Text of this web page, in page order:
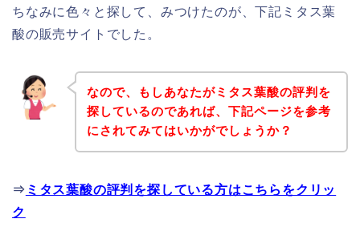
ちなみに色々と探して、みつけたのが、下記ミタス葉
酸の販売サイトでした。
なので、もしあなたがミタス葉酸の評判を
探しているのであれば、下記ページを参考
にされてみてはいかがでしょうか？
⇒ ミタス葉酸の評判を探している方はこちらをクリッ
ク